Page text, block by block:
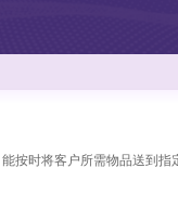
按时将客户所需物品送到